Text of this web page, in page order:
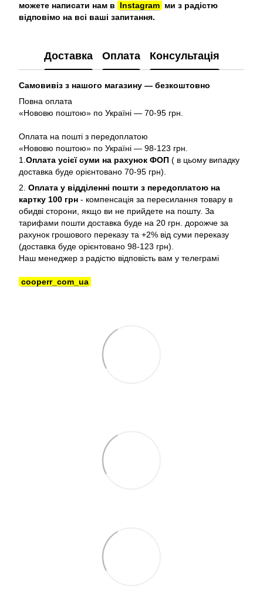
можете написати нам в
Instagram ми з радістю
відповімо на всі ваші запитання.
Доставка Оплата Консультація
Самовивіз з нашого магазину — безкоштовно
Повна оплата
«Нововю поштою» по Україні — 70-95 грн.
Оплата на пошті з передоплатою
«Нововю поштою» по Україні — 98-123 грн.
1. Оплата усієї суми на рахунок ФОП ( в цьому випадку
доставка буде орієнтовано 70-95 грн).
2. Оплата у відділенні пошти з передоплатою на
картку 100 грн - компенсація за пересилання товару в
обидві сторони, якщо ви не прийдете на пошту. За
тарифами пошти доставка буде на 20 грн. дорожче за
рахунок грошового переказу та +2% від суми переказу
(доставка буде орієнтовано 98-123 грн).
Наш менеджер з радістю відповість вам у телеграмі
cooperr_com_ua